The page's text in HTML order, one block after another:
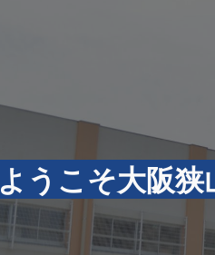
ようこそ大阪